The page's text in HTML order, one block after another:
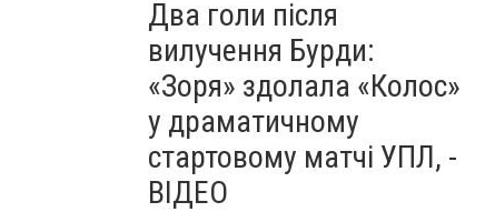
Два голи після
вилучення Бурди:
«Зоря» здолала «Колос»
у драматичному
стартовому матчі УПЛ, -
ВІДЕО